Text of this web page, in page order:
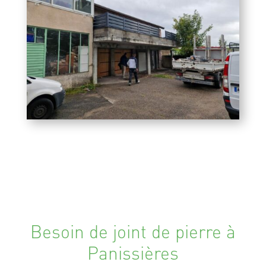
Besoin de joint de pierre à
Panissières